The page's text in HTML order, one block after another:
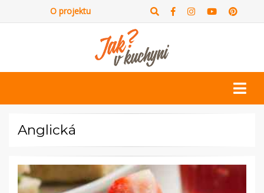
O projektu
Anglická